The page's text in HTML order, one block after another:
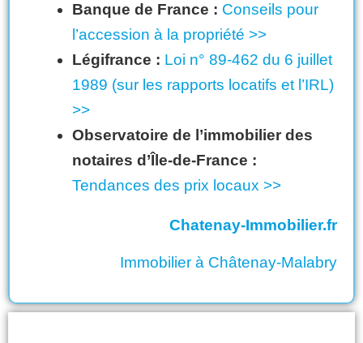
Banque de France : Conseils pour
l’accession à la propriété >>
Légifrance : Loi n° 89-462 du 6 juillet
1989 (sur les rapports locatifs et l’IRL)
>>
Observatoire de l’immobilier des
notaires d’Île-de-France :
Tendances des prix locaux >>
Chatenay-Immobilier.fr
Immobilier à Châtenay-Malabry